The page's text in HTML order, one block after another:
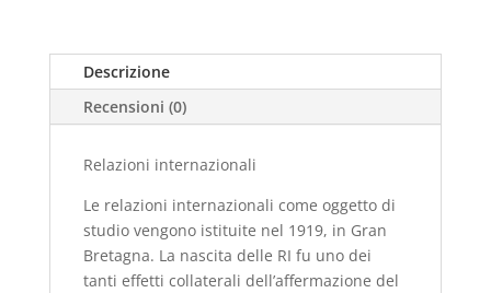
Descrizione
Recensioni (0)
Relazioni internazionali
Le relazioni internazionali come oggetto di
studio vengono istituite nel 1919, in Gran
Bretagna. La nascita delle RI fu uno dei
tanti effetti collaterali dell’affermazione del